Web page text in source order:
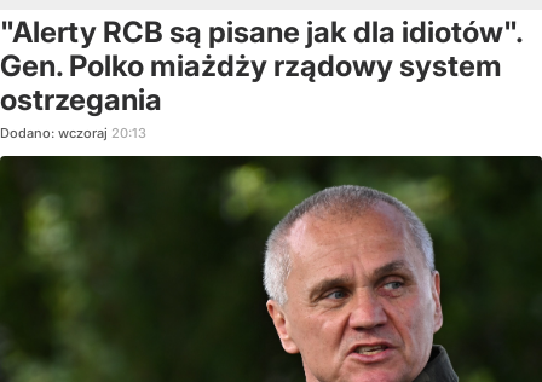
"Alerty RCB są pisane jak dla idiotów".
Gen. Polko miażdży rządowy system
ostrzegania
Dodano: wczoraj 20:13